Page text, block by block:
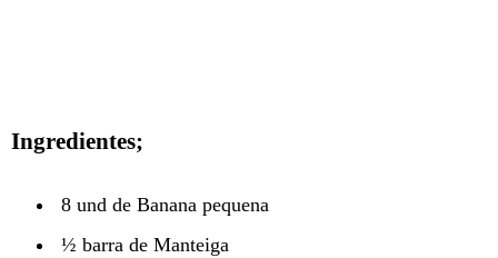
Ingredientes;
8 und de Banana pequena
½ barra de Manteiga